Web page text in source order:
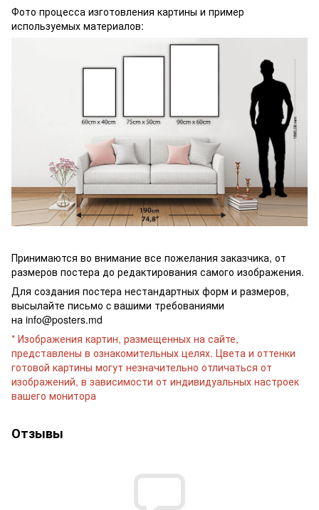
Фото процесса изготовления картины и пример
используемых материалов:
Принимаются во внимание все пожелания заказчика, от
размеров постера до редактирования самого изображения.
Для создания постера нестандартных форм и размеров,
высылайте письмо c вашими требованиями
на info@posters.md
* Изображения картин, размещенных на сайте,
представлены в ознакомительных целях. Цвета и оттенки
готовой картины могут незначительно отличаться от
изображений, в зависимости от индивидуальных настроек
вашего монитора
Отзывы